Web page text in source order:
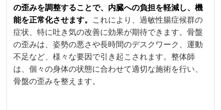
の歪みを調整することで、内臓への負担を軽減し、機
能を正常化させます。
これにより、過敏性腸症候群の
症状、特に吐き気の改善に効果が期待できます。骨盤
の歪みは、姿勢の悪さや長時間のデスクワーク、運動
不足など、様々な要因で引き起こされます。整体師
は、個々の身体の状態に合わせて適切な施術を行い、
骨盤の歪みを整えます。